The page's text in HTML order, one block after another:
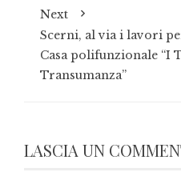
Next
Scerni, al via i lavori
Casa polifunzionale “I
Transumanza”
LASCIA UN